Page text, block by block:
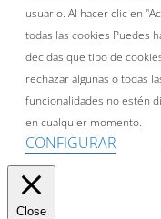
usuario. Al hacer clic en
todas las cookies Puedes
decidas que tipo de
rechazar algunas o todas
funcionalidades no estén
en cualquier momento.
CONFIGURAR
Close